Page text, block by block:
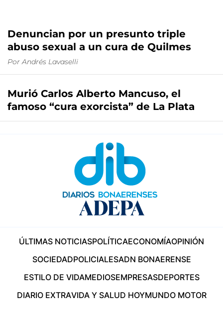
Denuncian por un presunto triple
abuso sexual a un cura de Quilmes
Por Andrés Lavaselli
Murió Carlos Alberto Mancuso, el
famoso “cura exorcista” de La Plata
ÚLTIMAS NOTICIASPOLÍTICAECONOMÍAOPINIÓN
SOCIEDADPOLICIALESADN BONAERENSE
ESTILO DE VIDAMEDIOSEMPRESASDEPORTES
DIARIO EXTRAVIDA Y SALUD HOYMUNDO MOTOR